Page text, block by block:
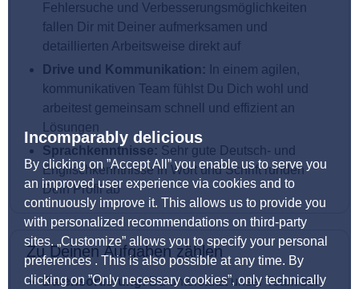
Incomparably delicious
By clicking on ”Accept All” you enable us to serve you
an improved user experience via cookies and to
continuously improve it. This allows us to provide you
with personalized recommendations on third-party
sites. „Customize” allows you to specify your personal
preferences . This is also possible at any time. By
clicking on ”Only necessary cookies”, only technically
Fehlersuche und Verbesserungsmöglichkeiten
fallen Dir mit Deiner aufmerksamen und
detaillierten Arbeitsweise direkt auf
Drive und Kommunikation: In einem agilen,
kommunikativen Team fühlst Du Dich wohl und
arbeitest gemeinsam schnell und effizient an
Lösungen
Sprachkenntnisse: Sehr gute Deutsch- und
Englischkenntnisse in Wort und Schrift runden
Dein Profil ab
Zu Deinen Aufgaben zählen
Datensortierung:Du unterstützt unser Team bei